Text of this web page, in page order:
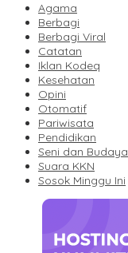
Agama
Berbagi
Berbagi Viral
Catatan
Iklan Kodeq
Kesehatan
Opini
Otomatif
Pariwisata
Pendidikan
Seni dan Budaya
Suara KKN
Sosok Minggu Ini